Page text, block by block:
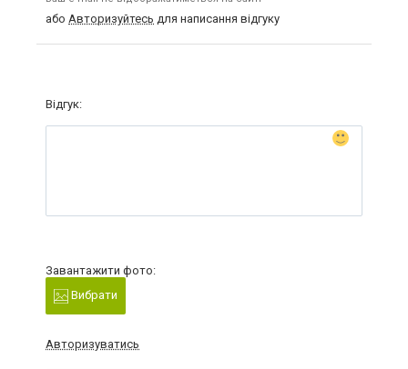
або Авторизуйтесь для написання відгуку
Відгук:
Завантажити фото:
Вибрати
Авторизуватись